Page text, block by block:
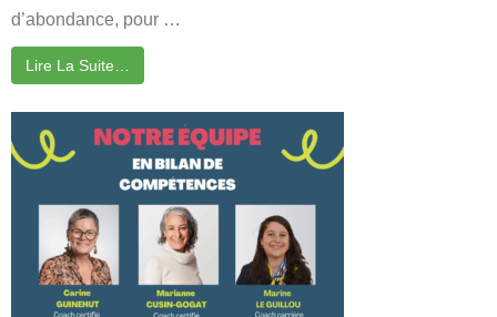
d’abondance, pour …
Lire La Suite…